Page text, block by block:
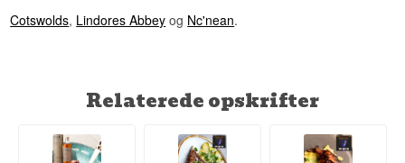
Cotswolds, Lindores Abbey og Nc'nean.
Relaterede opskrifter